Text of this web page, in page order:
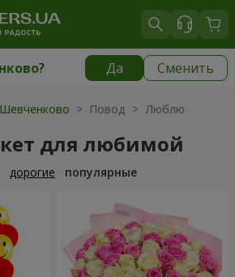
? Да Сменить
|
> Повод > Люблю
для любимой
дорогие популярные